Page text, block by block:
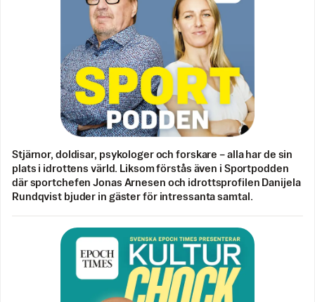
Stjärnor, doldisar, psykologer och forskare – alla har de sin
plats i idrottens värld. Liksom förstås även i Sportpodden
där sportchefen Jonas Arnesen och idrottsprofilen Danijela
Rundqvist bjuder in gäster för intressanta samtal.